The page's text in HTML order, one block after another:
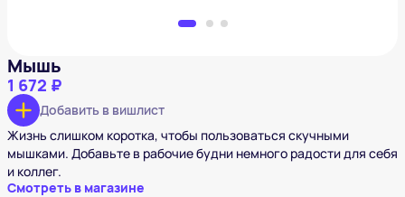
Мышь
1 672 ₽
Добавить в вишлист
Жизнь слишком коротка, чтобы пользоваться скучными
мышками. Добавьте в рабочие будни немного радости для себя
и коллег.
Смотреть в магазине